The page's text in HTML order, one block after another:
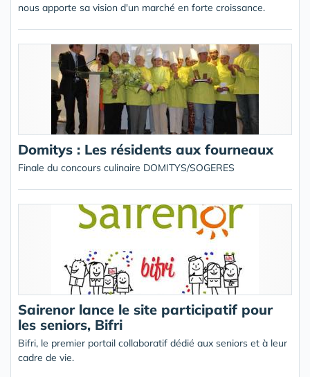
nous apporte sa vision d'un marché en forte croissance.
Domitys : Les résidents aux fourneaux
Finale du concours culinaire DOMITYS/SOGERES
Sairenor lance le site participatif pour
les seniors, Bifri
Bifri, le premier portail collaboratif dédié aux seniors et à leur
cadre de vie.